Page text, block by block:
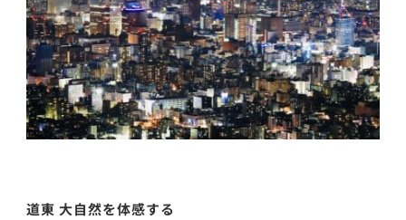
道東 大自然を体感する